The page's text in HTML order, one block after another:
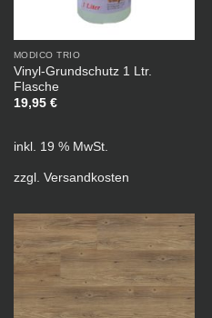
MODICO TRIO
Vinyl-Grundschutz 1 Ltr.
Flasche
19,95 €
inkl. 19 % MwSt.
zzgl. Versandkosten